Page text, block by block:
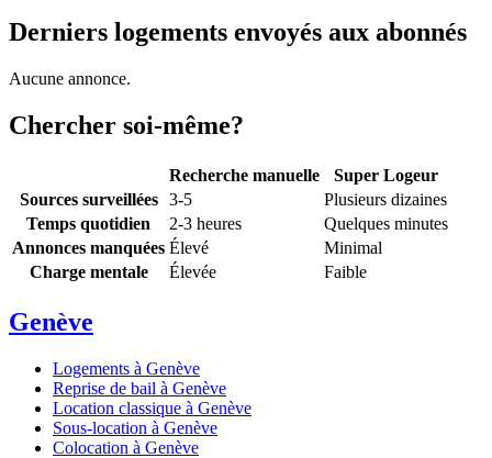
Derniers logements envoyés aux abonnés
Aucune annonce.
Chercher soi-même?
Recherche manuelle
Super Logeur
Sources surveillées
3-5
Plusieurs dizaines
Temps quotidien
2-3 heures
Quelques minutes
Annonces manquées Élevé
Minimal
Charge mentale
Élevée Faible
Genève
Logements à Genève
Reprise de bail à Genève
Location classique à Genève
Sous-location à Genève
Colocation à Genève